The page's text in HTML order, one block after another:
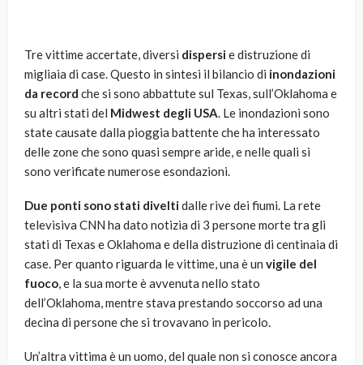
Tre vittime accertate, diversi dispersie distruzione di
migliaia di case. Questo in sintesi il bilancio di inondazioni
da record che si sono abbattute sul Texas, sull’Oklahoma e
su altri stati del Midwest degli USA. Le inondazioni sono
state causate dalla pioggia battente che ha interessato
delle zone che sono quasi sempre aride, e nelle quali si
sono verificate numerose esondazioni.
Due ponti sono stati diveltidalle rive dei fiumi. La rete
televisiva CNN ha dato notizia di 3 persone morte tra gli
stati di Texas e Oklahoma e della distruzione di centinaia di
case. Per quanto riguarda le vittime, una è un vigile del
fuoco, e la sua morte è avvenuta nello stato
dell’Oklahoma, mentre stava prestando soccorso ad una
decina di persone che si trovavano in pericolo.
Un’altra vittima è un uomo, del quale non si conosce ancora